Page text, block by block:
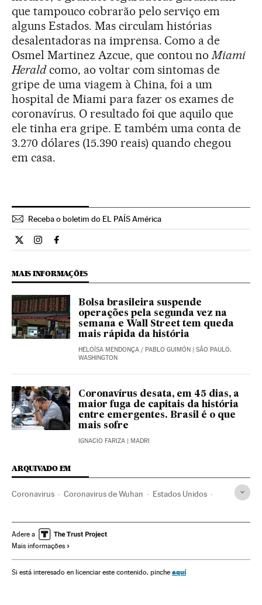
que tampouco cobrarão pelo serviço em
alguns Estados. Mas circulam histórias
desalentadoras na imprensa. Como a de
Osmel Martinez Azcue, que contou noMiami
Heraldcomo, ao voltar com sintomas de
gripe de uma viagem à China, foi a um
hospital de Miami para fazer os exames de
coronavírus. O resultado foi que aquilo que
ele tinha era gripe. E também uma conta de
3.270 dólares (15.390 reais) quando chegou
em casa.
Receba o boletim do EL PAÍS América
Internacional El País Brasil en Twitter
Internacional El País Brasil en Instagram
Internacional El País Brasil en Facebook
MAIS INFORMAÇÕES
Bolsa brasileira suspende
operações pela segunda vez na
semana e Wall Street tem queda
mais rápida da história
HELOÍSA MENDONÇA / PABLO GUIMÓN | SÃO PAULO,
WASHINGTON
Coronavírus desata, em 45 dias, a
maior fuga de capitais da história
entre emergentes. Brasil é o que
mais sofre
IGNACIO FARIZA | MADRI
ARQUIVADO EM
Coronavirus Coronavirus de Wuhan Estados Unidos
Doenças respiratórias Pneumonia
Prevenção doenças
Adere a
Mais informações
Si está interesado en licenciar este contenido, pinche aquí